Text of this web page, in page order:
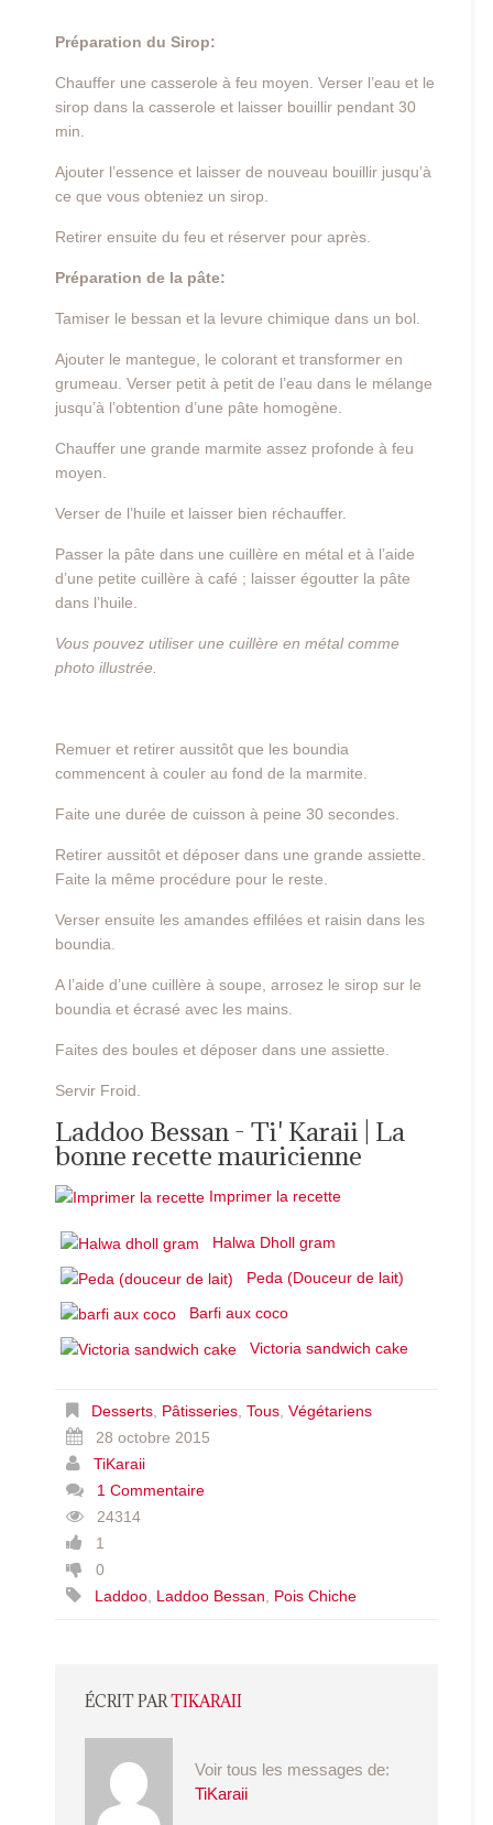
Préparation du Sirop:
Chauffer une casserole à feu moyen. Verser l’eau et le
sirop dans la casserole et laisser bouillir pendant 30
min.
Ajouter l’essence et laisser de nouveau bouillir jusqu’à
ce que vous obteniez un sirop.
Retirer ensuite du feu et réserver pour après.
Préparation de la pâte:
Tamiser le bessan et la levure chimique dans un bol.
Ajouter le mantegue, le colorant et transformer en
grumeau. Verser petit à petit de l’eau dans le mélange
jusqu’à l’obtention d’une pâte homogène.
Chauffer une grande marmite assez profonde à feu
moyen.
Verser de l’huile et laisser bien réchauffer.
Passer la pâte dans une cuillère en métal et à l’aide
d’une petite cuillère à café ; laisser égoutter la pâte
dans l’huile.
Vous pouvez utiliser une cuillère en métal comme
photo illustrée.
Remuer et retirer aussitôt que les boundia
commencent à couler au fond de la marmite.
Faite une durée de cuisson à peine 30 secondes.
Retirer aussitôt et déposer dans une grande assiette.
Faite la même procédure pour le reste.
Verser ensuite les amandes effilées et raisin dans les
boundia.
A l’aide d’une cuillère à soupe, arrosez le sirop sur le
boundia et écrasé avec les mains.
Faites des boules et déposer dans une assiette.
Servir Froid.
Laddoo Bessan - Ti' Karaii | La
bonne recette mauricienne
Imprimer la recette
Halwa Dholl gram
Peda (Douceur de lait)
Barfi aux coco
Victoria sandwich cake
Desserts Pâtisseries Tous Végétariens
28 octobre 2015
TiKaraii
1 Commentaire
24314
1
0
Laddoo Laddoo Bessan Pois Chiche
ÉCRIT PARTIKARAII
Voir tous les messages de:
TiKaraii